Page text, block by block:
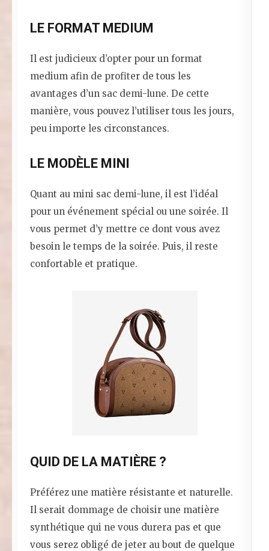
LE FORMAT MEDIUM
Il est judicieux d’opter pour un format
medium afin de profiter de tous les
avantages d’un sac demi-lune. De cette
manière, vous pouvez l’utiliser tous les jours,
peu importe les circonstances.
LE MODÈLE MINI
Quant au mini sac demi-lune, il est l’idéal
pour un événement spécial ou une soirée. Il
vous permet d’y mettre ce dont vous avez
besoin le temps de la soirée. Puis, il reste
confortable et pratique.
QUID DE LA MATIÈRE ?
Préférez une matière résistante et naturelle.
Il serait dommage de choisir une matière
synthétique qui ne vous durera pas et que
vous serez obligé de jeter au bout de quelque